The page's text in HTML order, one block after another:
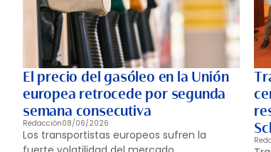
El precio del gasóleo en la Unión
europea retrocede por segunda
semana consecutiva
Redacción08/06/2026
Los transportistas europeos sufren la